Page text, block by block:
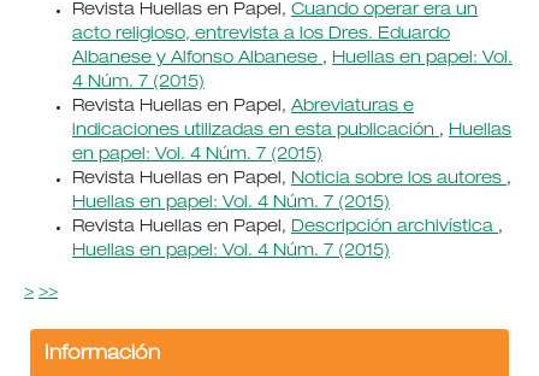
Revista Huellas en Papel, Cuando operar era un
acto religioso, entrevista a los Dres. Eduardo
Albanese y Alfonso Albanese , Huellas en papel: Vol.
4 Núm. 7 (2015)
Revista Huellas en Papel, Abreviaturas e
indicaciones utilizadas en esta publicación , Huellas
en papel: Vol. 4 Núm. 7 (2015)
Revista Huellas en Papel, Noticia sobre los autores ,
Huellas en papel: Vol. 4 Núm. 7 (2015)
Revista Huellas en Papel, Descripción archivística ,
Huellas en papel: Vol. 4 Núm. 7 (2015)
> >>
Información